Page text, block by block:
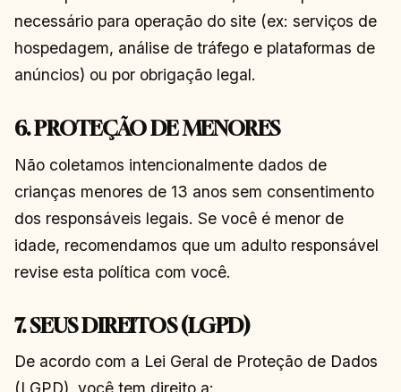
necessário para operação do site (ex: serviços de
hospedagem, análise de tráfego e plataformas de
anúncios) ou por obrigação legal.
6. PROTEÇÃO DE MENORES
Não coletamos intencionalmente dados de
crianças menores de 13 anos sem consentimento
dos responsáveis legais. Se você é menor de
idade, recomendamos que um adulto responsável
revise esta política com você.
7. SEUS DIREITOS (LGPD)
De acordo com a Lei Geral de Proteção de Dados